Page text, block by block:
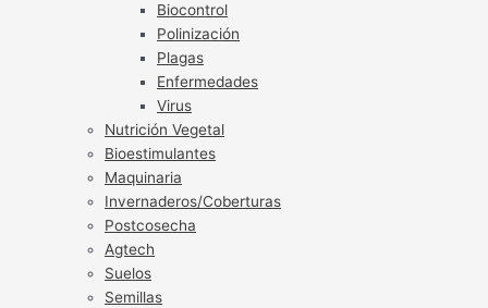
Biocontrol
Polinización
Plagas
Enfermedades
Virus
Nutrición Vegetal
Bioestimulantes
Maquinaria
Invernaderos/Coberturas
Postcosecha
Agtech
Suelos
Semillas